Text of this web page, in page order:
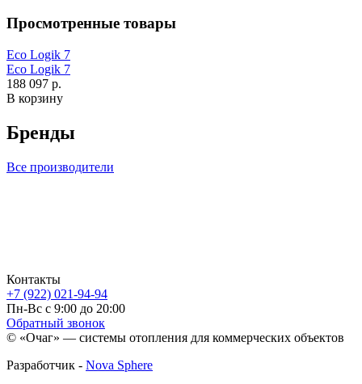
Просмотренные товары
Eco Logik 7
Eco Logik 7
188 097 р.
В корзину
Бренды
Все производители
Контакты
+7 (922) 021-94-94
Пн-Вс с 9:00 до 20:00
Обратный звонок
© «Очаг» — системы отопления для коммерческих объектов
Разработчик - Nova Sphere